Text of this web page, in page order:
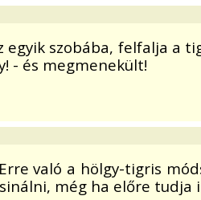
egyik szobába, felfalja a
- és megmenekült!
való a hölgy-tigris
még ha előre tudja